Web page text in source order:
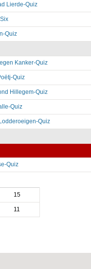
Lierde-Quiz
Quiz
Kanker-Quiz
Quiz
Hillegem-Quiz
Quiz
Quiz
Quiz
15
11